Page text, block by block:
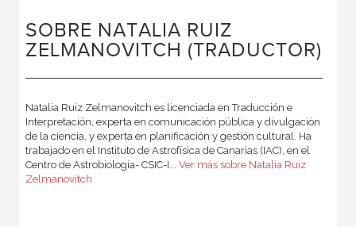
SOBRE NATALIA RUIZ
ZELMANOVITCH (TRADUCTOR)
Natalia Ruiz Zelmanovitch es licenciada en Traducción e
Interpretación, experta en comunicación pública y divulgación
de la ciencia, y experta en planificación y gestión cultural. Ha
trabajado en el Instituto de Astrofísica de Canarias (IAC), en el
Centro de Astrobiología- CSIC-I... Ver más sobre Natalia Ruiz
Zelmanovitch